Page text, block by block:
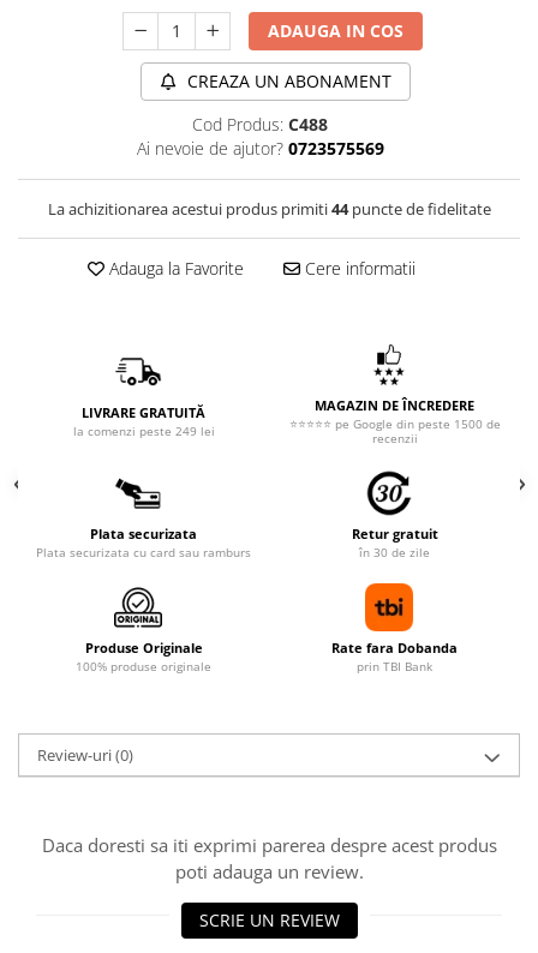
ADAUGA IN COS
CREAZA UN ABONAMENT
Cod Produs: C488
Ai nevoie de ajutor? 0723575569
La achizitionarea acestui produs primiti44puncte de fidelitate
Adauga la Favorite Cere informatii
LIVRARE GRATUITĂ
la comenzi peste 249 lei
MAGAZIN DE ÎNCREDERE
⭐⭐⭐⭐⭐ pe Google din peste 1500 de
recenzii
Plata securizata
Plata securizata cu card sau ramburs
Retur gratuit
în 30 de zile
Produse Originale
100% produse originale
Rate fara Dobanda
prin TBI Bank
Review-uri(0)
Daca doresti sa iti exprimi parerea despre acest produs
poti adauga un review.
SCRIE UN REVIEW